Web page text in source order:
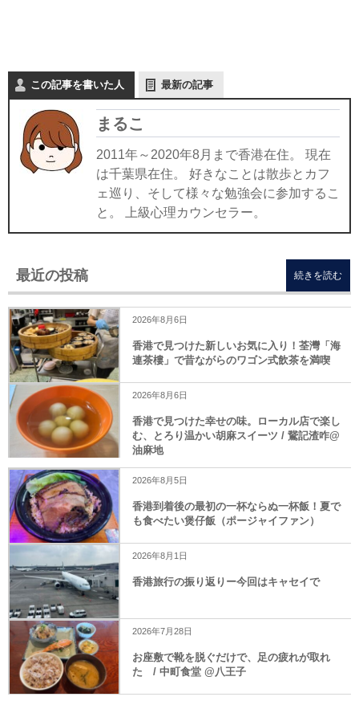
この記事を書いた人 最新の記事
まるこ
2011年～2020年8月まで香港在住。 現在
は千葉県在住。 好きなことは散歩とカフ
ェ巡り、そして様々な勉強会に参加するこ
と。 上級心理カウンセラー。
最近の投稿
2026年8月6日
香港で見つけた新しいお気に入り！荃灣「海
連茶樓」で昔ながらのワゴン式飲茶を満喫
2026年8月6日
香港で見つけた幸せの味。ローカル店で楽し
む、とろり温かい胡麻スイーツ / 鵞記渣咋@
油麻地
2026年8月5日
香港到着後の最初の一杯ならぬ一杯飯！夏で
も食べたい煲仔飯（ポージャイファン）
2026年8月1日
香港旅行の振り返りー今回はキャセイで
2026年7月28日
お座敷で靴を脱ぐだけで、足の疲れが取れ
た / 中町食堂 @八王子
続きを読む